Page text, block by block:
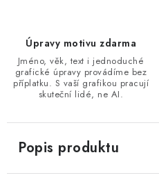
Úpravy motivu zdarma
Jméno, věk, text i jednoduché
grafické úpravy provádíme bez
příplatku. S vaší grafikou pracují
skuteční lidé, ne AI.
Popis produktu